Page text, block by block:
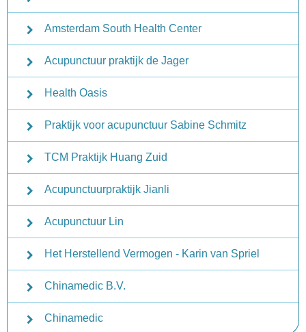
Amsterdam South Health Center
Acupunctuur praktijk de Jager
Health Oasis
Praktijk voor acupunctuur Sabine Schmitz
TCM Praktijk Huang Zuid
Acupunctuurpraktijk Jianli
Acupunctuur Lin
Het Herstellend Vermogen - Karin van Spriel
Chinamedic B.V.
Chinamedic